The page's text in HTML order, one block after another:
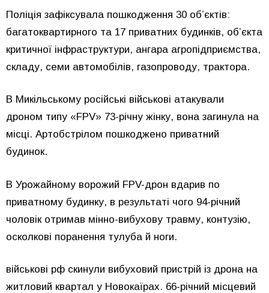
Поліція зафіксувала пошкодження 30 об’єктів:
багатоквартирного та 17 приватних будинків, об’єкта
критичної інфраструктури, ангара агропідприємства,
складу, семи автомобілів, газопроводу, трактора.
В Микільському російські військові атакували
дроном типу «FPV» 73-річну жінку, вона загинула на
місці. Артобстрілом пошкоджено приватний
будинок.
В Урожайному ворожий FPV-дрон вдарив по
приватному будинку, в результаті чого 94-річний
чоловік отримав мінно-вибухову травму, контузію,
осколкові поранення тулуба й ноги.
військові рф скинули вибуховий пристрій із дрона на
житловий квартал у Новокаїрах. 66-річний місцевий